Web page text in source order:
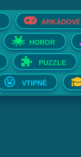
ARKÁDOVÉ
HOROR
PUZZLE
VTIPNÉ